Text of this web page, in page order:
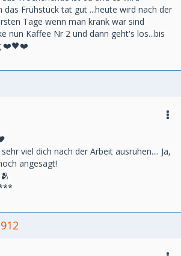
das Frühstück tat gut ...heute wird nach der
Tage wenn man krank war sind
nun Kaffee Nr 2 und dann geht's los...bis
❤️🖤❤️
viel dich nach der Arbeit ausruhen.... Ja,
angesagt!